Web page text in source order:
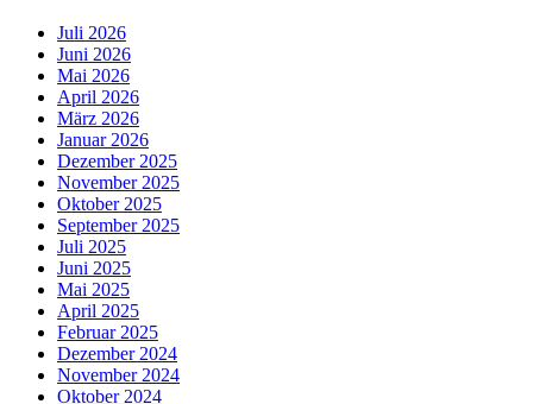
Juli 2026
Juni 2026
Mai 2026
April 2026
März 2026
Januar 2026
Dezember 2025
November 2025
Oktober 2025
September 2025
Juli 2025
Juni 2025
Mai 2025
April 2025
Februar 2025
Dezember 2024
November 2024
Oktober 2024